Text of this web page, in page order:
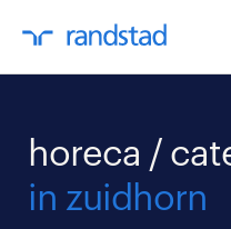
horeca /
in zuidhorn